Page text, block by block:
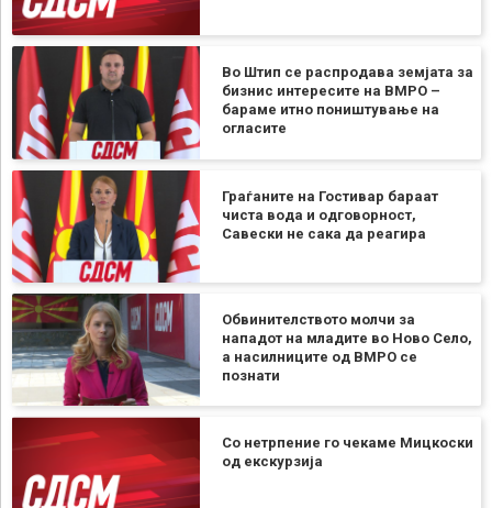
Во Штип се распродава земјата за
бизнис интересите на ВМРО –
бараме итно поништување на
огласите
Граѓаните на Гостивар бараат
чиста вода и одговорност,
Савески не сака да реагира
Обвинителството молчи за
нападот на младите во Ново Село,
а насилниците од ВМРО се
познати
Со нетрпение го чекаме Мицкоски
од екскурзија